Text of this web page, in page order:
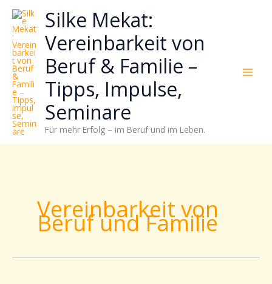
Zum
Inhalt
springen
Silke Mekat:
Vereinbarkeit von
Beruf & Familie –
Tipps, Impulse,
Seminare
Für mehr Erfolg – im Beruf und im Leben.
Vereinbarkeit von
Beruf und Familie
wie
sich
Stress
reduzieren
Energie
gezielter
einsetzen
lässt?
Einfach